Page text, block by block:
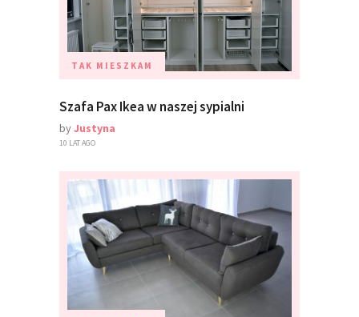
TAK MIESZKAM
Szafa Pax Ikea w naszej sypialni
byJustyna
10 LAT AGO